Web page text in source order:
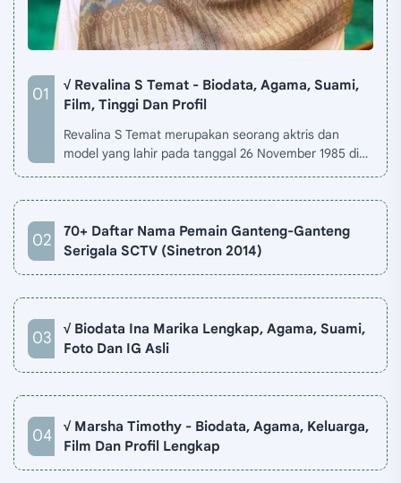
√ Revalina S Temat - Biodata, Agama, Suami,
Film, Tinggi Dan Profil
Revalina S Temat merupakan seorang aktris dan
model yang lahir pada tanggal 26 November 1985 di
70+ Daftar Nama Pemain Ganteng-Ganteng
Serigala SCTV (Sinetron 2014)
√ Biodata Ina Marika Lengkap, Agama, Suami,
Foto Dan IG Asli
√ Marsha Timothy - Biodata, Agama, Keluarga,
Film Dan Profil Lengkap